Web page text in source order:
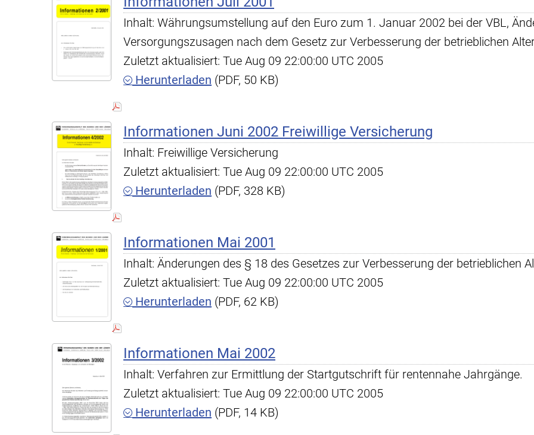
Inhalt: Währungsumstellung auf den Euro zum 1. Januar 2002 bei der VBL,
Versorgungszusagen nach dem Gesetz zur Verbesserung der betrieblichen
Zuletzt aktualisiert: Tue Aug 09 22:00:00 UTC 2005
Herunterladen (PDF, 50 KB)
Informationen Juni 2002 Freiwillige Versicherung
Inhalt: Freiwillige Versicherung
Zuletzt aktualisiert: Tue Aug 09 22:00:00 UTC 2005
Herunterladen (PDF, 328 KB)
Informationen Mai 2001
Inhalt: Änderungen des § 18 des Gesetzes zur Verbesserung der betrieblichen
Zuletzt aktualisiert: Tue Aug 09 22:00:00 UTC 2005
Herunterladen (PDF, 62 KB)
Informationen Mai 2002
Inhalt: Verfahren zur Ermittlung der Startgutschrift für rentennahe Jahrgänge.
Zuletzt aktualisiert: Tue Aug 09 22:00:00 UTC 2005
Herunterladen (PDF, 14 KB)